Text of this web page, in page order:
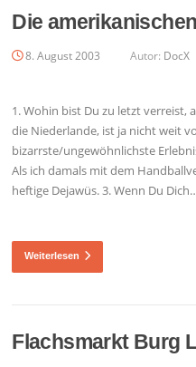
Die
8. August 2003 Autor: DocX
1. Wohin bist Du zu letzt verreist,
die Niederlande, ist ja nicht weit
bizarrste/ungewöhnlichste
Als ich damals mit dem
heftige Dejawüs. 3. Wenn Du
Weiterlesen
Flachsmarkt Burg